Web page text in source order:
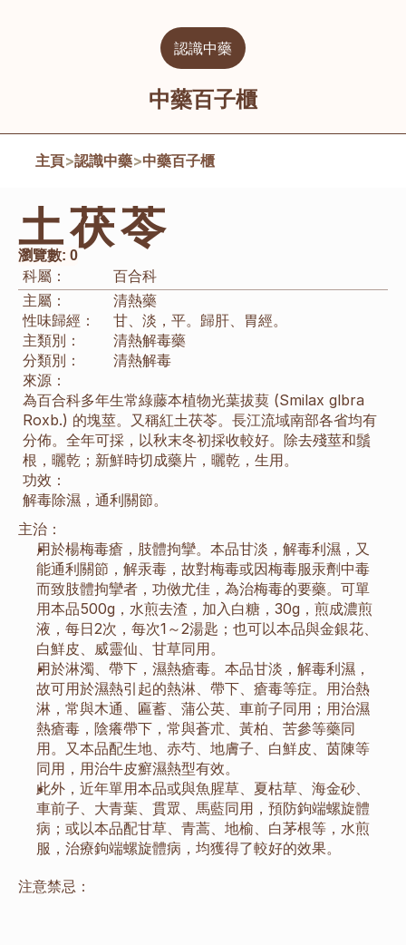
認識中藥
中藥百子櫃
主頁>認識中藥>中藥百子櫃
土茯苓
瀏覽數: 0
科屬：
百合科
主屬：
清熱藥
性味歸經：
甘、淡，平。歸肝、胃經。
主類別：
清熱解毒藥
分類別：
清熱解毒
來源：
為百合科多年生常綠藤本植物光葉拔葜 (Smilax glbra
Roxb.) 的塊莖。又稱紅土茯苓。長江流域南部各省均有
分佈。全年可採，以秋末冬初採收較好。除去殘莖和鬚
根，曬乾；新鮮時切成藥片，曬乾，生用。
功效：
解毒除濕，通利關節。
主治：
用於楊梅毒瘡，肢體拘攣。本品甘淡，解毒利濕，又
能通利關節，解汞毒，故對梅毒或因梅毒服汞劑中毒
而致肢體拘攣者，功傚尤佳，為治梅毒的要藥。可單
用本品500g，水煎去渣，加入白糖，30g，煎成濃煎
液，每日2次，每次1～2湯匙；也可以本品與金銀花、
白鮮皮、威靈仙、甘草同用。
用於淋濁、帶下，濕熱瘡毒。本品甘淡，解毒利濕，
故可用於濕熱引起的熱淋、帶下、瘡毒等症。用治熱
淋，常與木通、匾蓄、蒲公英、車前子同用；用治濕
熱瘡毒，陰癢帶下，常與蒼朮、黃柏、苦參等藥同
用。又本品配生地、赤芍、地膚子、白鮮皮、茵陳等
同用，用治牛皮癬濕熱型有效。
此外，近年單用本品或與魚腥草、夏枯草、海金砂、
車前子、大青葉、貫眾、馬藍同用，預防鉤端螺旋體
病；或以本品配甘草、青蒿、地榆、白茅根等，水煎
服，治療鉤端螺旋體病，均獲得了較好的效果。
注意禁忌：